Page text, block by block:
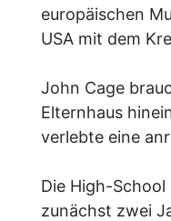
europäischen
USA mit dem
John Cage
Elternhaus
verlebte eine
Die High-
zunächst zwei